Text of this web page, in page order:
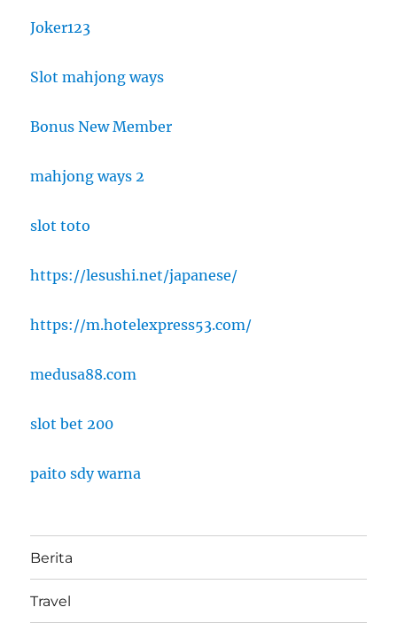
Joker123
Slot mahjong ways
Bonus New Member
mahjong ways 2
slot toto
https://lesushi.net/japanese/
https://m.hotelexpress53.com/
medusa88.com
slot bet 200
paito sdy warna
Berita
Travel